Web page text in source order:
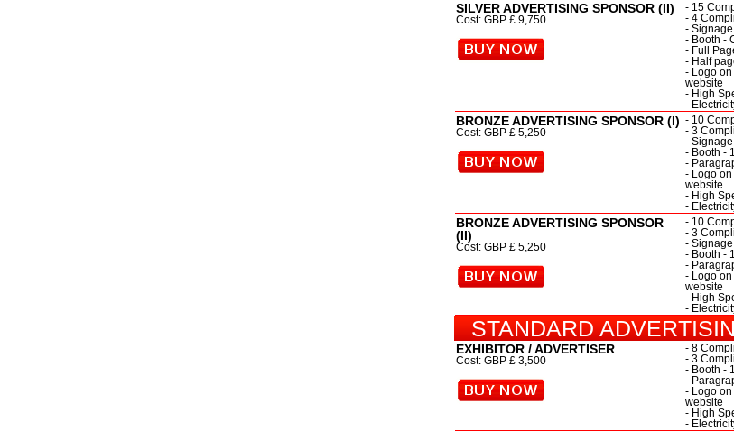
SILVER ADVERTISING SPONSOR (II)
Cost: GBP £ 9,750
- 15
- 4
-
- Booth -
- Full
- Half
- Logo
website
- High
-
BRONZE ADVERTISING SPONSOR (I)
Cost: GBP £ 5,250
- 10
- 3
-
- Booth -
-
- Logo
website
- High
-
BRONZE ADVERTISING SPONSOR
(II)
Cost: GBP £ 5,250
- 10
- 3
-
- Booth -
-
- Logo
website
- High
-
STANDARD
EXHIBITOR / ADVERTISER
Cost: GBP £ 3,500
- 8
- 3
- Booth -
-
- Logo
website
- High
-